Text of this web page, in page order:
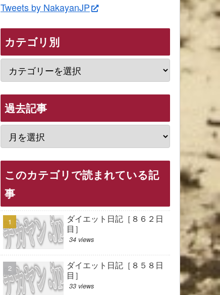
Tweets by NakayanJP
カテゴリ別
過去記事
このカテゴリで読まれている記
事
ダイエット日記［８６２日
目］
34 views
ダイエット日記［８５８日
目］
33 views